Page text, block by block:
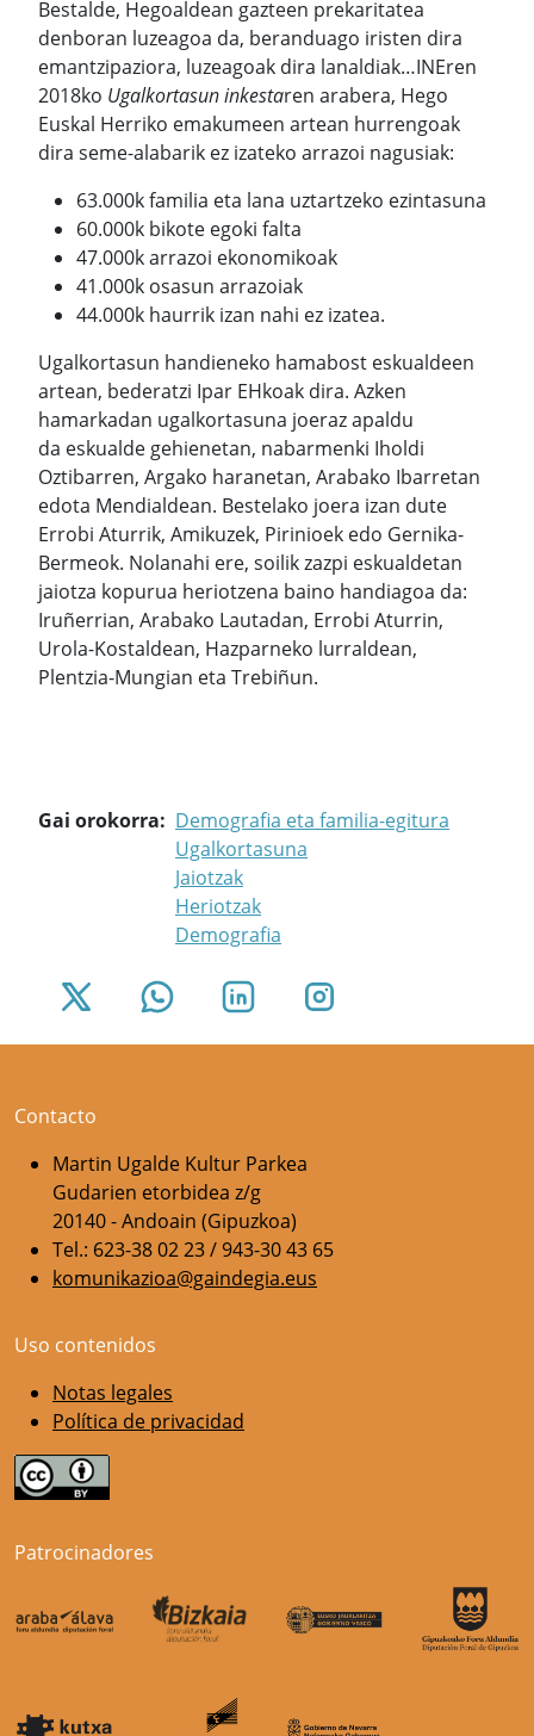
Bestalde, Hegoaldean gazteen prekaritatea
denboran luzeagoa da, beranduago iristen dira
emantzipaziora, luzeagoak dira lanaldiak…INEren
2018ko Ugalkortasun inkestaren arabera, Hego
Euskal Herriko emakumeen artean hurrengoak
dira seme-alabarik ez izateko arrazoi nagusiak:
63.000k familia eta lana uztartzeko ezintasuna
60.000k bikote egoki falta
47.000k arrazoi ekonomikoak
41.000k osasun arrazoiak
44.000k haurrik izan nahi ez izatea.
Ugalkortasun handieneko hamabost eskualdeen
artean, bederatzi Ipar EHkoak dira. Azken
hamarkadan ugalkortasuna joeraz apaldu
da eskualde gehienetan, nabarmenki Iholdi
Oztibarren, Argako haranetan, Arabako Ibarretan
edota Mendialdean. Bestelako joera izan dute
Errobi Aturrik, Amikuzek, Pirinioek edo Gernika-
Bermeok. Nolanahi ere, soilik zazpi eskualdetan
jaiotza kopurua heriotzena baino handiagoa da:
Iruñerrian, Arabako Lautadan, Errobi Aturrin,
Urola-Kostaldean, Hazparneko lurraldean,
Plentzia-Mungian eta Trebiñun.
Gai orokorra
Demografia eta familia-egitura
Ugalkortasuna
Jaiotzak
Heriotzak
Demografia
Contacto
Martin Ugalde Kultur Parkea
Gudarien etorbidea z/g
20140 - Andoain (Gipuzkoa)
Tel.: 623-38 02 23 / 943-30 43 65
komunikazioa@gaindegia.eus
Uso contenidos
Notas legales
Política de privacidad
Patrocinadores